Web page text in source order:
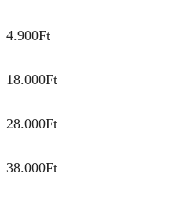
4.900Ft
18.000Ft
28.000Ft
38.000Ft